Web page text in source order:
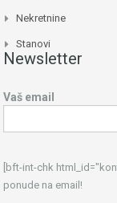
Nekretnine
Stanovi
Newsletter
Vaš email
[bft-int-chk
ponude na email!